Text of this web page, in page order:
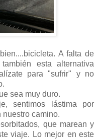
A falta de
esta alternativa
para "sufrir" y no
sea muy duro.
sentimos lástima por
nuestro camino.
que marean y
viaje. Lo mejor en este